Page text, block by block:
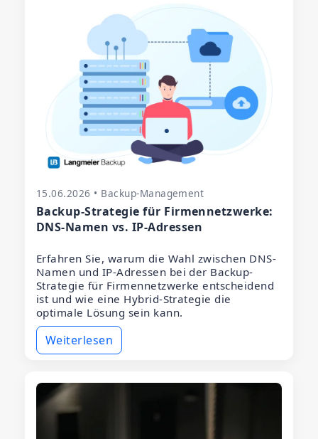
15.06.2026 • Backup-Management
Backup-Strategie für Firmennetzwerke:
DNS-Namen vs. IP-Adressen
Erfahren Sie, warum die Wahl zwischen DNS-
Namen und IP-Adressen bei der Backup-
Strategie für Firmennetzwerke entscheidend
ist und wie eine Hybrid-Strategie die
optimale Lösung sein kann.
Weiterlesen